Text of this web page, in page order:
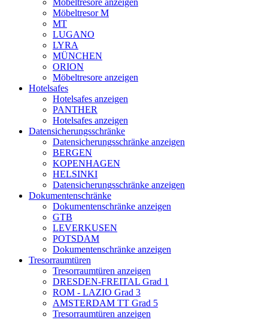
Möbeltresore anzeigen
Möbeltresor M
MT
LUGANO
LYRA
MÜNCHEN
ORION
Möbeltresore anzeigen
Hotelsafes
Hotelsafes anzeigen
PANTHER
Hotelsafes anzeigen
Datensicherungsschränke
Datensicherungsschränke anzeigen
BERGEN
KOPENHAGEN
HELSINKI
Datensicherungsschränke anzeigen
Dokumentenschränke
Dokumentenschränke anzeigen
GTB
LEVERKUSEN
POTSDAM
Dokumentenschränke anzeigen
Tresorraumtüren
Tresorraumtüren anzeigen
DRESDEN-FREITAL Grad 1
ROM - LAZIO Grad 3
AMSTERDAM TT Grad 5
Tresorraumtüren anzeigen